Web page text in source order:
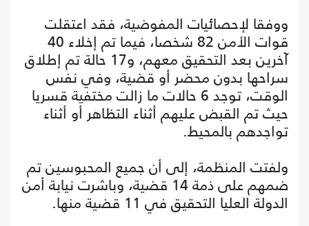
ووفقا لإحصائيات المفوضية، فقد اعتقلت
قوات الأمن 82 شخصا، فيما تم إخلاء 40
آخرين بعد التحقيق معهم، و17 حالة تم إطلاق
سراحها بدون محضر أو قضية، وفي نفس
الوقت، توجد 6 حالات ما زالت مختفية قسريا
حيث تم القبض عليهم أثناء التظاهر أو أثناء
تواجدهم بالمحيط.
ولفتت المنظمة، إلى أن جميع المحبوسين تم
ضمهم على ذمة 14 قضية، وباشرت نيابة أمن
الدولة العليا التحقيق في 11 قضية منها.